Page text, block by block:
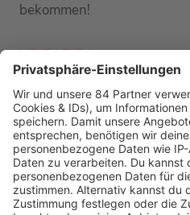
bekommen!
MEHR LESEN
PODCAST-